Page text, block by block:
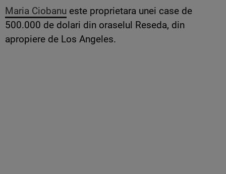
Maria Ciobanu este proprietara unei case de
500.000 de dolari din oraselul Reseda, din
apropiere de Los Angeles.